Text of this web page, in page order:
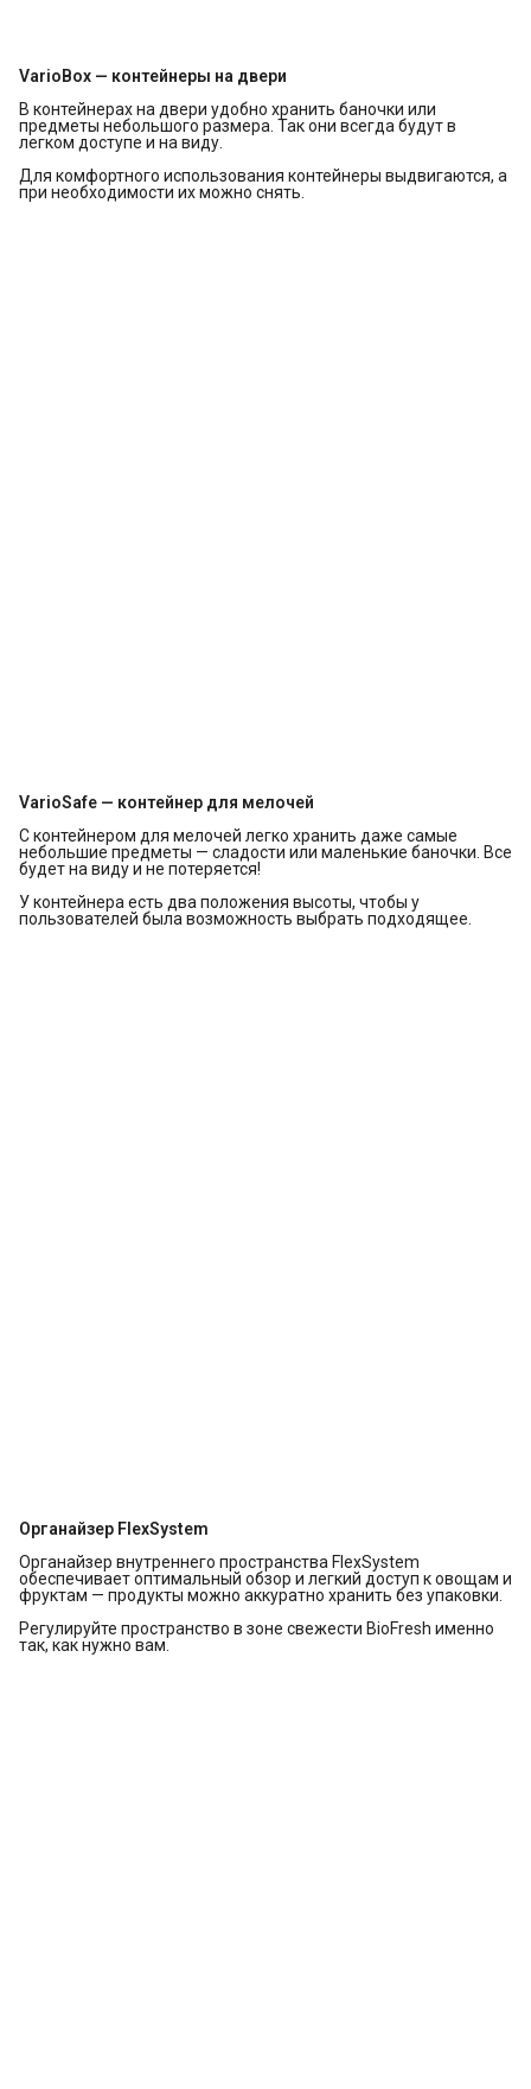
VarioBox — контейнеры на двери
В контейнерах на двери удобно хранить баночки или
предметы небольшого размера. Так они всегда будут в
легком доступе и на виду.
Для комфортного использования контейнеры выдвигаются, а
при необходимости их можно снять.
VarioSafe — контейнер для мелочей
С контейнером для мелочей легко хранить даже самые
небольшие предметы — сладости или маленькие баночки. Все
будет на виду и не потеряется!
У контейнера есть два положения высоты, чтобы у
пользователей была возможность выбрать подходящее.
Органайзер FlexSystem
Органайзер внутреннего пространства FlexSystem
обеспечивает оптимальный обзор и легкий доступ к овощам и
фруктам — продукты можно аккуратно хранить без упаковки.
Регулируйте пространство в зоне свежести BioFresh именно
так, как нужно вам.